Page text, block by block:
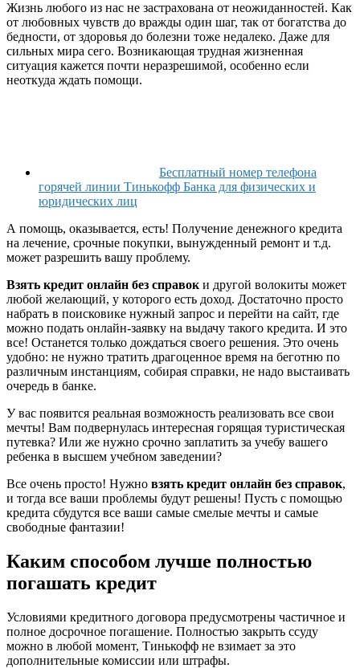
Жизнь любого из нас не застрахована от неожиданностей. Как
от любовных чувств до вражды один шаг, так от богатства до
бедности, от здоровья до болезни тоже недалеко. Даже для
сильных мира сего. Возникающая трудная жизненная
ситуация кажется почти неразрешимой, особенно если
неоткуда ждать помощи.
Бесплатный номер телефона
горячей линии Тинькофф Банка для физических и
юридических лиц
А помощь, оказывается, есть! Получение денежного кредита
на лечение, срочные покупки, вынужденный ремонт и т.д.
может разрешить вашу проблему.
Взять кредит онлайн без справок и другой волокиты может
любой желающий, у которого есть доход. Достаточно просто
набрать в поисковике нужный запрос и перейти на сайт, где
можно подать онлайн-заявку на выдачу такого кредита. И это
все! Останется только дождаться своего решения. Это очень
удобно: не нужно тратить драгоценное время на беготню по
различным инстанциям, собирая справки, не надо выстаивать
очередь в банке.
У вас появится реальная возможность реализовать все свои
мечты! Вам подвернулась интересная горящая туристическая
путевка? Или же нужно срочно заплатить за учебу вашего
ребенка в высшем учебном заведении?
Все очень просто! Нужно взять кредит онлайн без справок,
и тогда все ваши проблемы будут решены! Пусть с помощью
кредита сбудутся все ваши самые смелые мечты и самые
свободные фантазии!
Каким способом лучше полностью
погашать кредит
Условиями кредитного договора предусмотрены частичное и
полное досрочное погашение. Полностью закрыть ссуду
можно в любой момент, Тинькофф не взимает за это
дополнительные комиссии или штрафы.